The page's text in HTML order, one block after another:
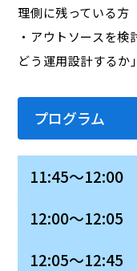
理側に残っている方
・アウトソースを
どう運用設計するか
プログラム
11:45～12:00
12:00～12:05
12:05～12:45